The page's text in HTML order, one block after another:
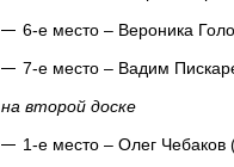
6-е место – Вероника
7-е место – Вадим
на второй доске
1-е место – Олег